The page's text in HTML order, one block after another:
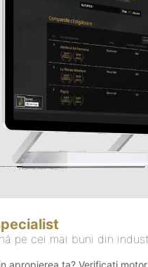
pe cei mai buni din
apropierea ta? Verificați